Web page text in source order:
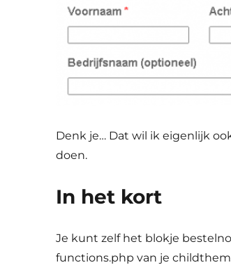
Denk je… Dat wil ik eigenlijk
doen.
In het kort
Je kunt zelf het blokje
functions.php van je